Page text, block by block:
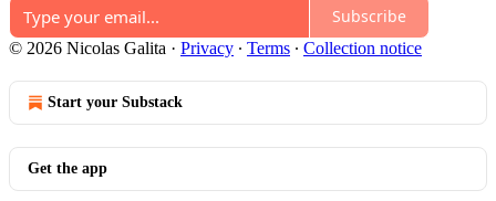
Subscribe
© 2026 Nicolas Galita · Privacy ∙ Terms ∙ Collection notice
Start your Substack
Get the app